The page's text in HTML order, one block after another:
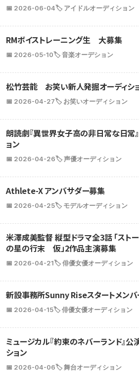
📅 2026-06-04🏷️ アイドルオーディション
RMボイストレーニング生 大募集
📅 2026-05-10🏷️ 音楽オーデション
松竹芸能 お笑い新人発掘オーディシ
📅 2026-04-27🏷️ お笑いオーディション
朗読劇『異世界女子高の非日常な日常
ョン
📅 2026-04-26🏷️ 声優オーディション
Athlete-X アンバサダー募集
📅 2026-04-25🏷️ モデルオーディション
米澤成美監督 縦型ドラマ全3話 「スト
の星の行末 仮」2作品主演募集
📅 2026-04-21🏷️ 俳優女優オーディション
新設事務所Sunny Riseスタートメンバ
📅 2026-04-15🏷️ 俳優女優オーディション
ミュージカル『約束のネバーランド』公
ション
📅 2026-04-06🏷️ 舞台オーディション